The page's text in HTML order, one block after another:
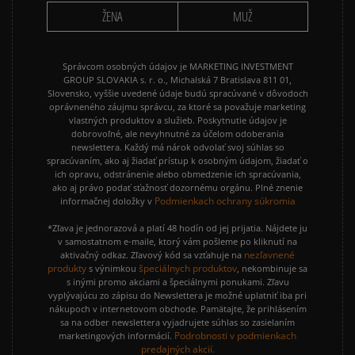
ŽENA MUŽ
Správcom osobných údajov je MARKETING INVESTMENT
GROUP SLOVAKIA s. r. o., Michalská 7 Bratislava 811 01,
Slovensko, vyššie uvedené údaje budú spracúvané v dôvodoch
oprávneného záujmu správcu, za ktoré sa považuje marketing
vlastných produktov a služieb. Poskytnutie údajov je
dobrovoľné, ale nevyhnutné za účelom odoberania
newslettera. Každý má nárok odvolať svoj súhlas so
spracúvaním, ako aj žiadať prístup k osobným údajom, žiadať o
ich opravu, odstránenie alebo obmedzenie ich spracúvania,
ako aj právo podať sťažnosť dozornému orgánu. Plné znenie
informačnej doložky v Podmienkach ochrany súkromia
*Zľava je jednorazová a platí 48 hodín od jej prijatia. Nájdete ju
v samostatnom e-maile, ktorý vám pošleme po kliknutí na
aktivačný odkaz. Zľavový kód sa vzťahuje na nezľavnené
produkty s výnimkou špeciálnych produktov, nekombinuje sa
s inými promo akciami a špeciálnymi ponukami. Zľavu
vyplývajúcu zo zápisu do Newslettera je možné uplatniť iba pri
nákupoch v internetovom obchode. Pamätajte, že prihlásením
sa na odber newslettera vyjadrujete súhlas so zasielaním
marketingových informácií. Podrobnosti v podmienkach
predajných akcií.